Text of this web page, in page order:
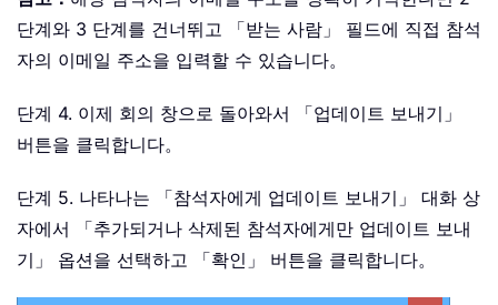
단계와 3 단계를 건너뛰고 「받는 사람」 필드에 직접 참석
자의 이메일 주소을 입력할 수 있습니다。
단계 4. 이제 회의 창으로 돌아와서 「업데이트 보내기」
버튼을 클릭합니다。
단계 5. 나타나는 「참석자에게 업데이트 보내기」 대화 상
자에서 「추가되거나 삭제된 참석자에게만 업데이트 보내
기」 옵션을 선택하고 「확인」 버튼을 클릭합니다。